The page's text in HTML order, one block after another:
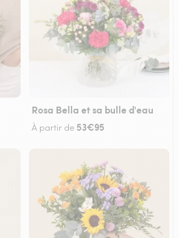
Rosa Bella et sa bulle d'eau
À partir de 53€95